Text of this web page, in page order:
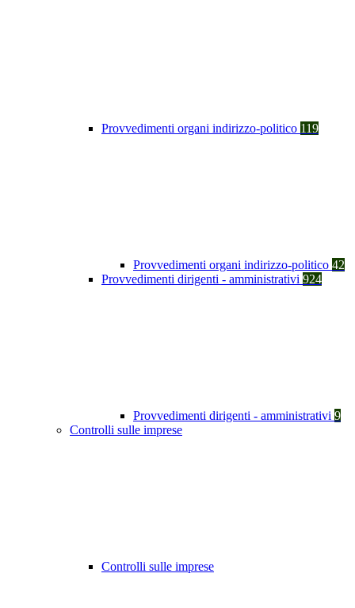
Provvedimenti organi indirizzo-politico 119
Provvedimenti organi indirizzo-politico 42
Provvedimenti dirigenti - amministrativi 924
Provvedimenti dirigenti - amministrativi 9
Controlli sulle imprese
Controlli sulle imprese